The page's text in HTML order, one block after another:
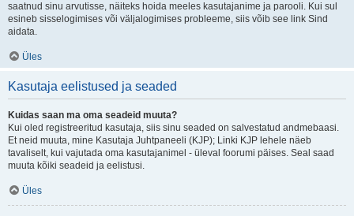
saatnud sinu arvutisse, näiteks hoida meeles kasutajanime ja parooli. Kui sul
esineb sisselogimises või väljalogimises probleeme, siis võib see link Sind
aidata.
Üles
Kasutaja eelistused ja seaded
Kuidas saan ma oma seadeid muuta?
Kui oled registreeritud kasutaja, siis sinu seaded on salvestatud andmebaasi.
Et neid muuta, mine Kasutaja Juhtpaneeli (KJP); Linki KJP lehele näeb
tavaliselt, kui vajutada oma kasutajanimel - üleval foorumi päises. Seal saad
muuta kõiki seadeid ja eelistusi.
Üles